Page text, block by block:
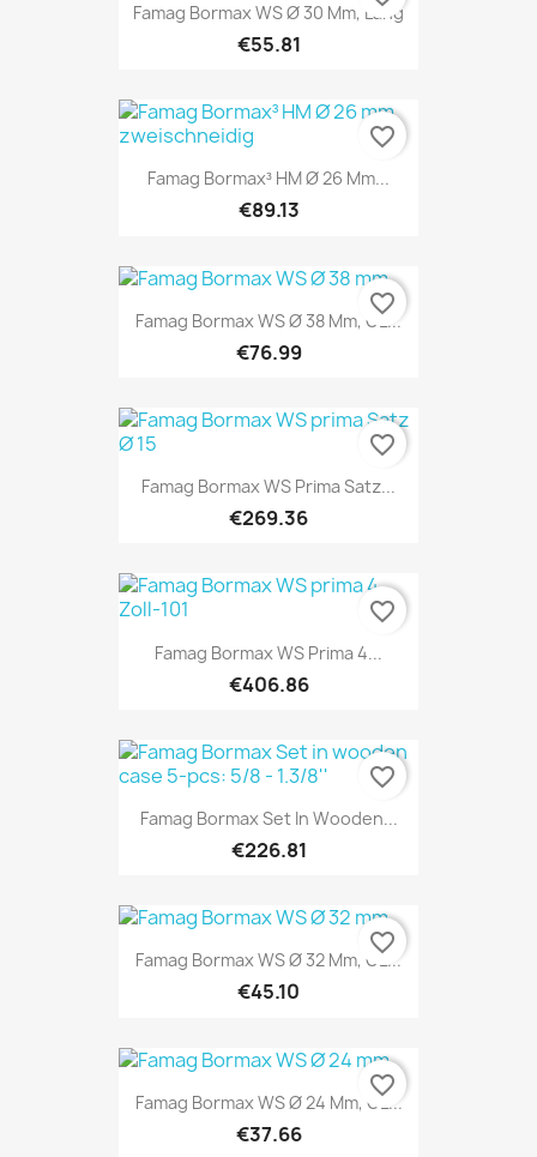
Famag Bormax WS Ø 30 Mm, Lang
€55.81
Famag Bormax³ HM Ø 26 Mm...
€89.13
favorite_border
Famag Bormax WS Ø 38 Mm, GL...
€76.99
favorite_border
Famag Bormax WS Prima Satz...
€269.36
favorite_border
Famag Bormax WS Prima 4...
€406.86
favorite_border
Famag Bormax Set In Wooden...
€226.81
favorite_border
Famag Bormax WS Ø 32 Mm, GL...
€45.10
favorite_border
Famag Bormax WS Ø 24 Mm, GL...
€37.66
favorite_border